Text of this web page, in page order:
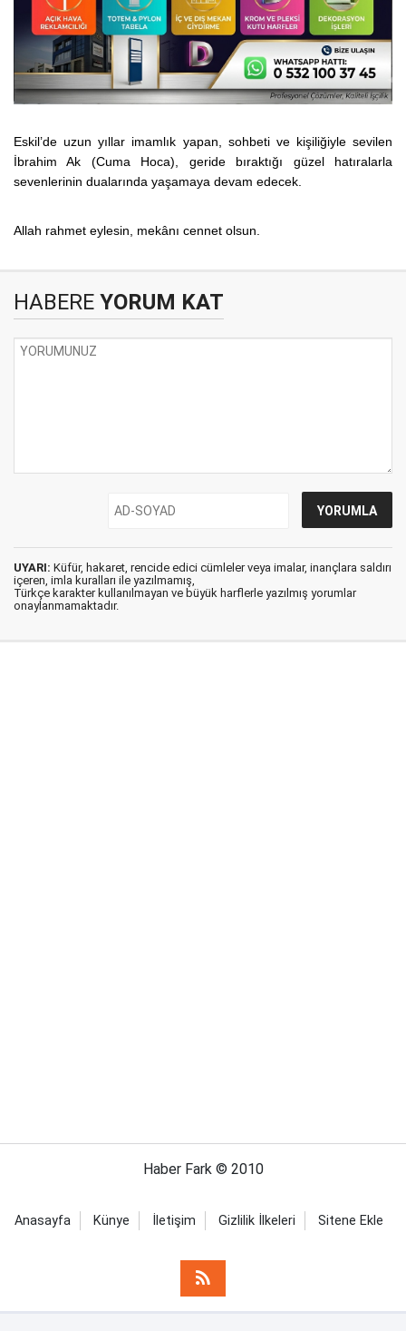
Eskil’de uzun yıllar imamlık yapan, sohbeti ve kişiliğiyle sevilen
İbrahim Ak (Cuma Hoca), geride bıraktığı güzel hatıralarla
sevenlerinin dualarında yaşamaya devam edecek.
Allah rahmet eylesin, mekânı cennet olsun.
HABERE YORUM KAT
UYARI: Küfür, hakaret, rencide edici cümleler veya imalar, inançlara saldırı
içeren, imla kuralları ile yazılmamış,
Türkçe karakter kullanılmayan ve büyük harflerle yazılmış yorumlar
onaylanmamaktadır.
Haber Fark © 2010
Anasayfa Künye İletişim Gizlilik İlkeleri Sitene Ekle